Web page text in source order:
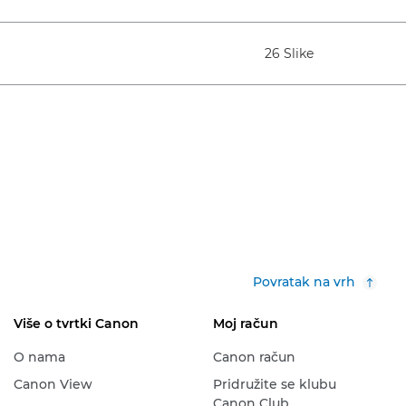
26 Slike
Povratak na vrh
Više o tvrtki Canon
O nama
Canon View
Moj račun
Canon račun
Pridružite se klubu